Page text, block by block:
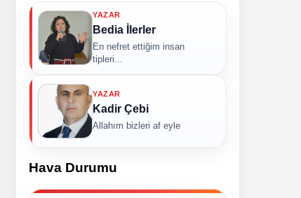
YAZAR
Bedia İlerler
En nefret ettiğim insan
tipleri...
YAZAR
Kadir Çebi
Allahım bizleri af eyle
Hava Durumu